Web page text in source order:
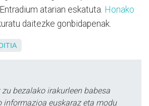
atarian eskatuta. Honako
daitezke gonbidapenak.
bezalako irakurleen babesa
informazioa euskaraz eta modu